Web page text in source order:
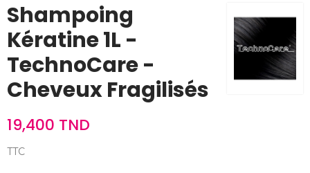
Shampoing
Kératine 1L -
TechnoCare -
Cheveux Fragilisés
19,400 TND
TTC